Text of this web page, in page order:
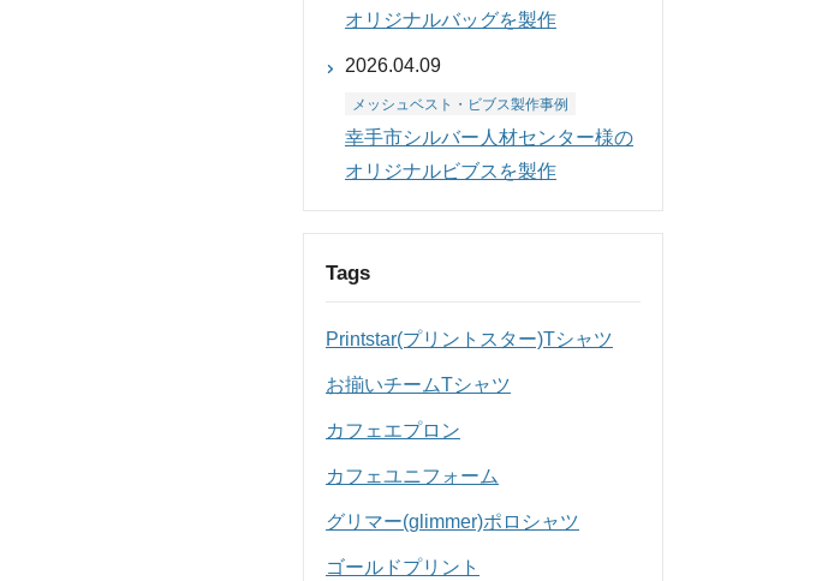
オリジナルバッグを製作
2026.04.09
メッシュベスト・ビブス製作事例
幸手市シルバー人材センター様の
オリジナルビブスを製作
Tags
Printstar(プリントスター)Tシャツ
お揃いチームTシャツ
カフェエプロン
カフェユニフォーム
グリマー(glimmer)ポロシャツ
ゴールドプリント